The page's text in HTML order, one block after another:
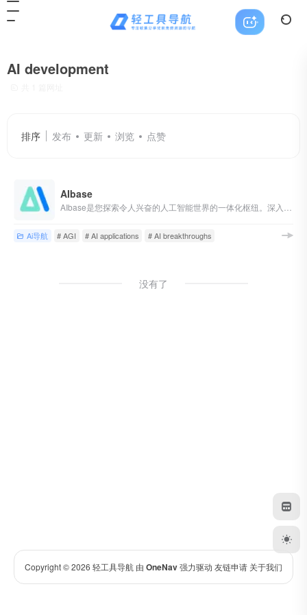
AI development
排序 发布 更新 浏览 点赞
AIbase
Ai导航 # AGI # AI applications # AI breakthroughs
没有了
Copyright © 2026 轻工具导航 由 OneNav强力驱动 友链申请 关于我们